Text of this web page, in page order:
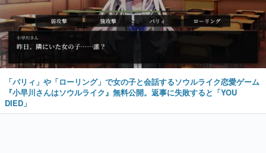
「パリィ」や「ローリング」で女の子と会話するソウルライク恋愛ゲーム
『小早川さんはソウルライク』無料公開。返事に失敗すると「YOU
DIED」